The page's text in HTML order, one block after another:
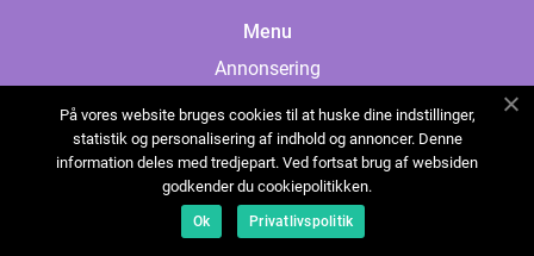
Menu
Annonsering
Cookies
Kontakta oss
Sitemap
På vores website bruges cookies til at huske dine indstillinger,
statistik og personalisering af indhold og annoncer. Denne
information deles med tredjepart. Ved fortsat brug af websiden
godkender du cookiepolitikken.
Ok Privatlivspolitik